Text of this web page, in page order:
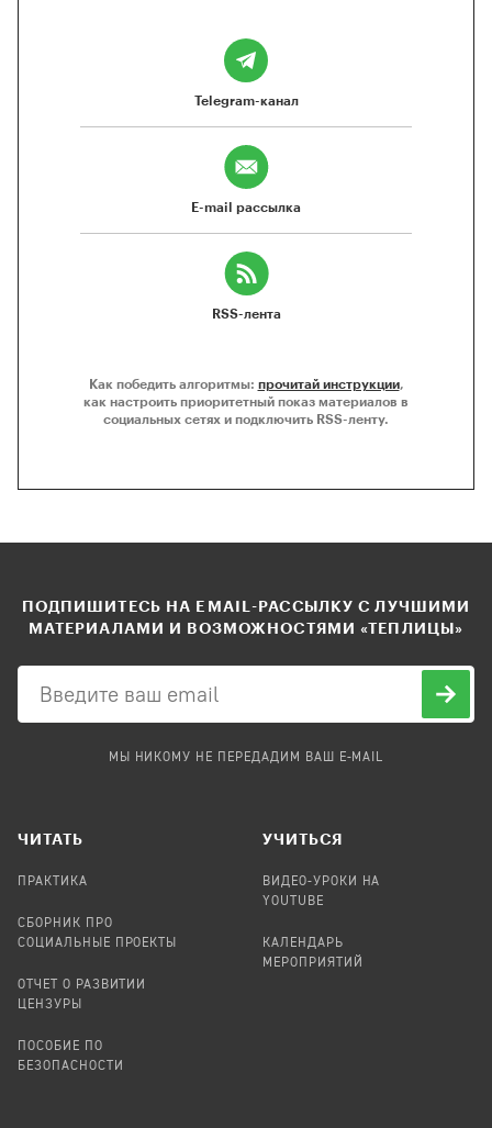
Telegram-канал
E-mail рассылка
RSS-лента
Как победить алгоритмы: прочитай инструкции,
как настроить приоритетный показ материалов в
социальных сетях и подключить RSS-ленту.
ПОДПИШИТЕСЬ НА EMAIL-РАССЫЛКУ С ЛУЧШИМИ
МАТЕРИАЛАМИ И ВОЗМОЖНОСТЯМИ «ТЕПЛИЦЫ»
МЫ НИКОМУ НЕ ПЕРЕДАДИМ ВАШ E-MAIL
ЧИТАТЬ
ПРАКТИКА
СБОРНИК ПРО
СОЦИАЛЬНЫЕ ПРОЕКТЫ
ОТЧЕТ О РАЗВИТИИ
ЦЕНЗУРЫ
ПОСОБИЕ ПО
БЕЗОПАСНОСТИ
УЧИТЬСЯ
ВИДЕО-УРОКИ НА
YOUTUBE
КАЛЕНДАРЬ
МЕРОПРИЯТИЙ